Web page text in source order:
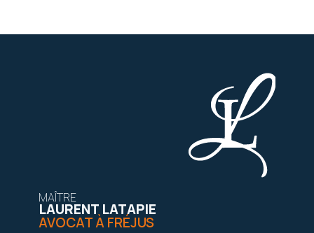
MAÎTRE
LAURENT LATAPIE
AVOCAT À FRÉJUS